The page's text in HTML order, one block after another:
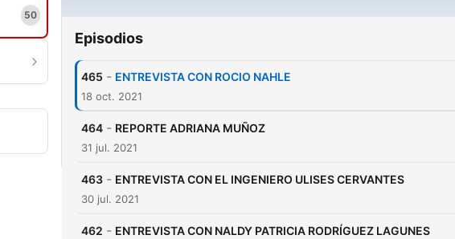
50
Episodios
465 - ENTREVISTA CON ROCIO NAHLE
18 oct. 2021
464 - REPORTE ADRIANA MUÑOZ
31 jul. 2021
463 - ENTREVISTA CON EL INGENIERO ULISES CERVANTES
30 jul. 2021
462 - ENTREVISTA CON NALDY PATRICIA RODRÍGUEZ LAGUNES